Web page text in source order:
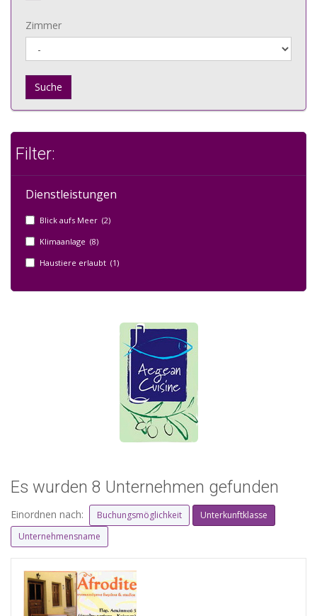
Zimmer
Suche
Filter:
Dienstleistungen
Blick aufs Meer (2)
Klimaanlage (8)
Haustiere erlaubt (1)
Es wurden 8 Unternehmen gefunden
Einordnen nach: Buchungsmöglichkeit
Unterkunftklasse
Unternehmensname